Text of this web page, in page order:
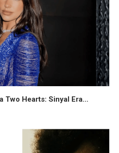
Two Hearts: Sinyal Era...